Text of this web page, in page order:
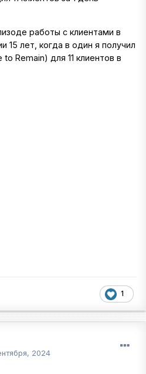
работы с клиентами в
15 лет, когда в один я получил
Remain) для 11 клиентов в
1
2024